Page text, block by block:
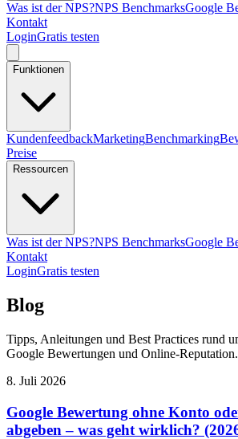
Was ist der NPS?NPS BenchmarksGoogle
Kontakt
LoginGratis testen
Funktionen
KundenfeedbackMarketingBenchmarking
Preise
Ressourcen
Was ist der NPS?NPS BenchmarksGoogle
Kontakt
LoginGratis testen
Blog
Tipps, Anleitungen und Best Practices rund
Google Bewertungen und Online-Reputation.
8. Juli 2026
Google Bewertung ohne Konto
abgeben – was geht wirklich?